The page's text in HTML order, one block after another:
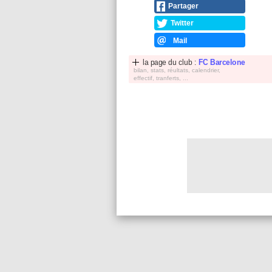
Partager
Twitter
Mail
la page du club : FC Barcelone
bilan, stats, réultats, calendrier,
effectif, tranferts, ...